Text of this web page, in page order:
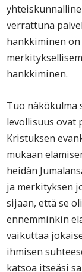
verrattuna
hankkiminen
hankkiminen.
Tuo näkökulma
levollisuus ovat
Kristuksen
mukaan
heidän
ja merkityksen
sijaan, että se
ennemminkin
vaikuttaa
ihmisen
katsoa itseäsi